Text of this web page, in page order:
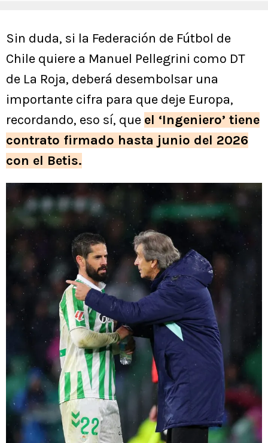
Sin duda, si la Federación de Fútbol de
Chile quiere a Manuel Pellegrini como DT
de La Roja, deberá desembolsar una
importante cifra para que deje Europa,
recordando, eso sí, que el ‘Ingeniero’ tiene
contrato firmado hasta junio del 2026
con el Betis.